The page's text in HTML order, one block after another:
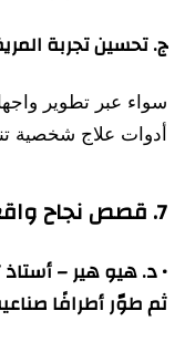
ج. تحسين تجربة
سواء عبر تطوير
أدوات علاج شخصية
7. قصص نجاح واقعية
ثم طوّر أطرافًا